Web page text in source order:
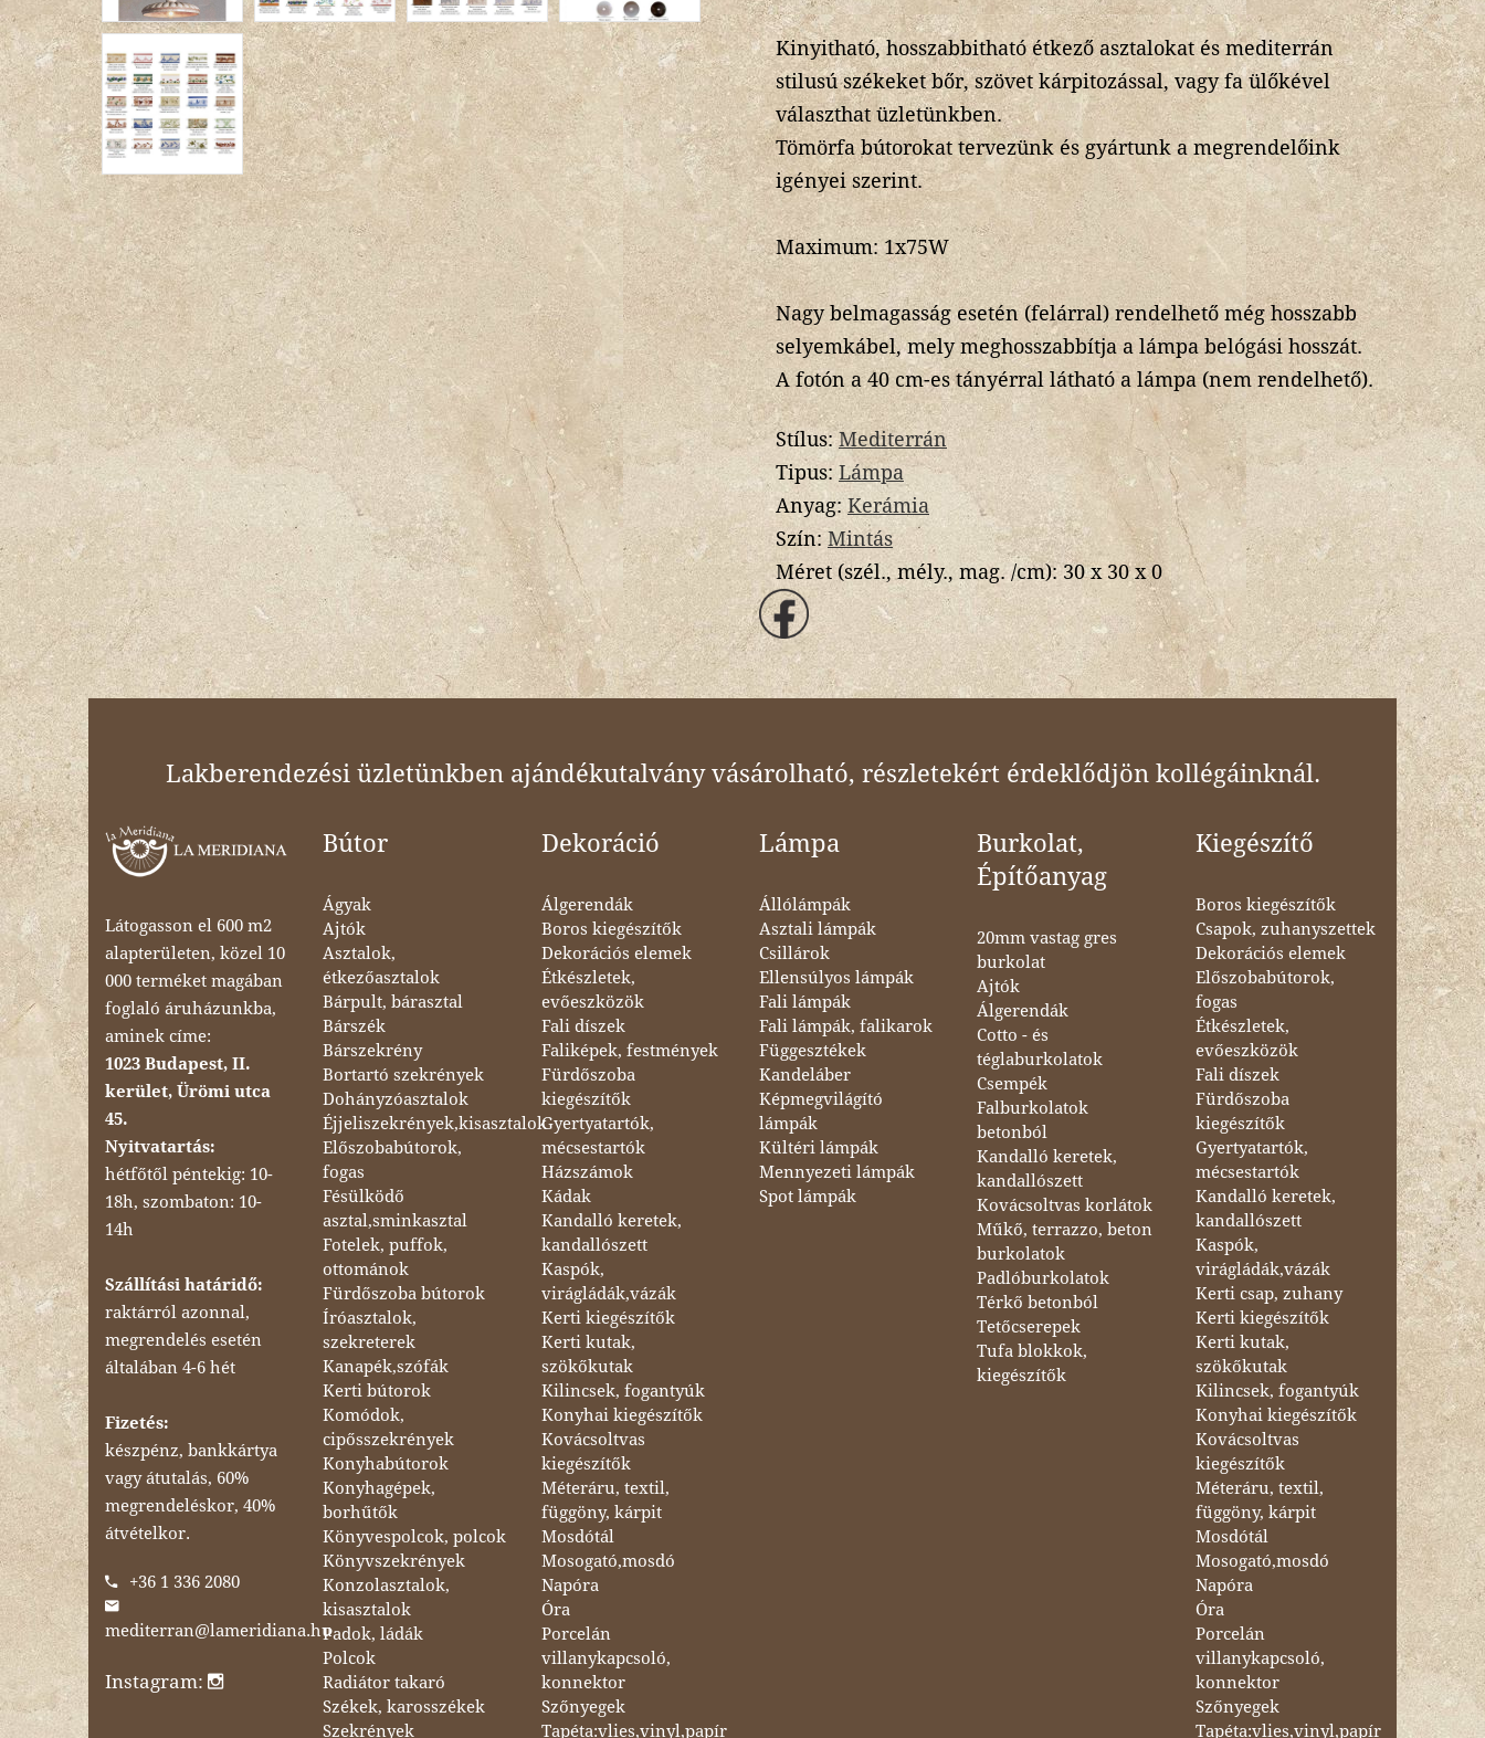
Kinyitható, hosszabbitható étkező asztalokat és mediterrán
stilusú székeket bőr, szövet kárpitozással, vagy fa ülőkével
választhat üzletünkben.
Tömörfa bútorokat tervezünk és gyártunk a megrendelőink
igényei szerint.
Maximum: 1x75W
Nagy belmagasság esetén (felárral) rendelhető még hosszabb
selyemkábel, mely meghosszabbítja a lámpa belógási hosszát.
A fotón a 40 cm-es tányérral látható a lámpa (nem rendelhető).
Stílus:Mediterrán
Tipus:Lámpa
Anyag:Kerámia
Szín:Mintás
Méret (szél., mély., mag. /cm):30 x 30 x 0
Lakberendezési üzletünkben ajándékutalvány vásárolható, részletekért érdeklődjön kollégáinknál.
Látogasson el 600 m2
alapterületen, közel 10
000 terméket magában
foglaló áruházunkba,
aminek címe:
1023 Budapest, II.
kerület, Ürömi utca
45.
Nyitvatartás:
hétfőtől péntekig: 10-
18h, szombaton: 10-
14h
Szállítási határidő:
raktárról azonnal,
megrendelés esetén
általában 4-6 hét
Fizetés:
készpénz, bankkártya
vagy átutalás, 60%
megrendeléskor, 40%
átvételkor.
+36 1 336 2080
mediterran@lameridiana.hu
Instagram:
Bútor
Ágyak
Ajtók
Asztalok,
étkezőasztalok
Bárpult, bárasztal
Bárszék
Bárszekrény
Bortartó szekrények
Dohányzóasztalok
Éjjeliszekrények,kisasztalok
Előszobabútorok,
fogas
Fésülködő
asztal,sminkasztal
Fotelek, puffok,
ottománok
Fürdőszoba bútorok
Íróasztalok,
szekreterek
Kanapék,szófák
Kerti bútorok
Komódok,
cipősszekrények
Konyhabútorok
Konyhagépek,
borhűtők
Könyvespolcok, polcok
Könyvszekrények
Konzolasztalok,
kisasztalok
Padok, ládák
Polcok
Radiátor takaró
Székek, karosszékek
Szekrények
Dekoráció
Álgerendák
Boros kiegészítők
Dekorációs elemek
Étkészletek,
evőeszközök
Fali díszek
Faliképek, festmények
Fürdőszoba
kiegészítők
Gyertyatartók,
mécsestartók
Házszámok
Kádak
Kandalló keretek,
kandallószett
Kaspók,
virágládák,vázák
Kerti kiegészítők
Kerti kutak,
szökőkutak
Kilincsek, fogantyúk
Konyhai kiegészítők
Kovácsoltvas
kiegészítők
Méteráru, textil,
függöny, kárpit
Mosdótál
Mosogató,mosdó
Napóra
Óra
Porcelán
villanykapcsoló,
konnektor
Szőnyegek
Tapéta:vlies,vinyl,papír
Lámpa
Állólámpák
Asztali lámpák
Csillárok
Ellensúlyos lámpák
Fali lámpák
Fali lámpák, falikarok
Függesztékek
Kandeláber
Képmegvilágító
lámpák
Kültéri lámpák
Mennyezeti lámpák
Spot lámpák
Burkolat,
Építőanyag
20mm vastag gres
burkolat
Ajtók
Álgerendák
Cotto - és
téglaburkolatok
Csempék
Falburkolatok
betonból
Kandalló keretek,
kandallószett
Kovácsoltvas korlátok
Műkő, terrazzo, beton
burkolatok
Padlóburkolatok
Térkő betonból
Tetőcserepek
Tufa blokkok,
kiegészítők
Kiegészítő
Boros kiegészítők
Csapok, zuhanyszettek
Dekorációs elemek
Előszobabútorok,
fogas
Étkészletek,
evőeszközök
Fali díszek
Fürdőszoba
kiegészítők
Gyertyatartók,
mécsestartók
Kandalló keretek,
kandallószett
Kaspók,
virágládák,vázák
Kerti csap, zuhany
Kerti kiegészítők
Kerti kutak,
szökőkutak
Kilincsek, fogantyúk
Konyhai kiegészítők
Kovácsoltvas
kiegészítők
Méteráru, textil,
függöny, kárpit
Mosdótál
Mosogató,mosdó
Napóra
Óra
Porcelán
villanykapcsoló,
konnektor
Szőnyegek
Tapéta:vlies,vinyl,papír